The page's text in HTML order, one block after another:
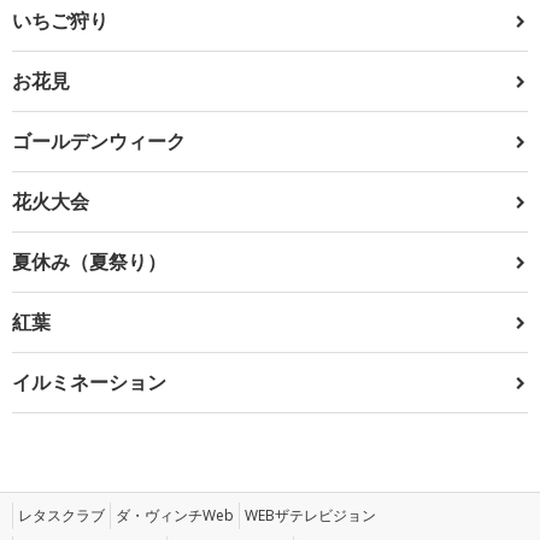
いちご狩り
お花見
ゴールデンウィーク
花火大会
夏休み（夏祭り）
紅葉
イルミネーション
レタスクラブ ダ・ヴィンチWeb WEBザテレビジョン